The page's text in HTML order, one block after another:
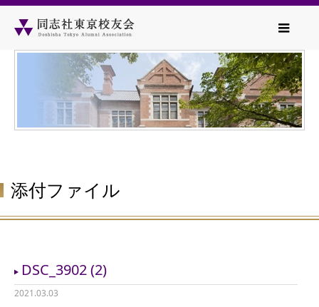
添付ファイル
DSC_3902 (2)
2021.03.03